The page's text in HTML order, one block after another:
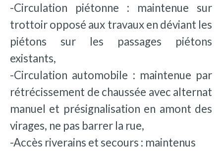
-Circulation piétonne : maintenue sur
trottoir opposé aux travaux en déviant les
piétons sur les passages piétons
existants,
-Circulation automobile : maintenue par
rétrécissement de chaussée avec alternat
manuel et présignalisation en amont des
virages, ne pas barrer la rue,
-Accès riverains et secours : maintenus